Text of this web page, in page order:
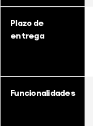
Plazo de
entrega
Funcionalidades